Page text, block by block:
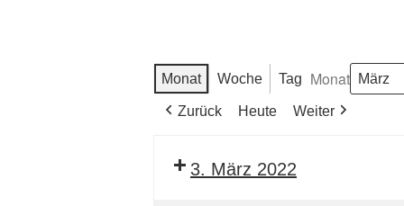
Monat Woche Tag Monat
Zurück Heute Weiter
3. März 2022